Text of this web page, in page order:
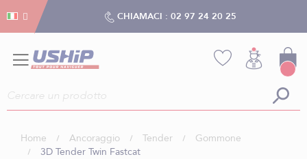
CHIAMACI : 02 97 24 20 25
Home Ancoraggio Tender
Gommone
3D Tender Twin Fastcat
Gestion dei cookies
Gestion dei cookies